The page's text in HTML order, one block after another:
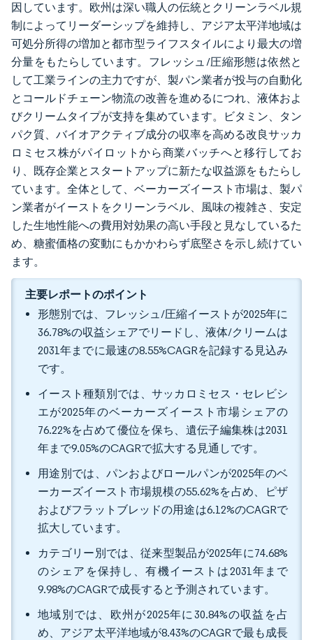
因しています。欧州は深い職人の伝統とクリーンラベル規
制によってリーダーシップを維持し、アジア太平洋地域は
可処分所得の増加と都市型ライフスタイルにより最大の増
分量をもたらしています。フレッシュ/圧縮形態は依然と
して工業ラインの主力ですが、製パン業者が投与の自動化
とコールドチェーン物流の改善を進めるにつれ、液体およ
びクリームタイプが支持を集めています。ビタミン、タン
パク質、バイオアクティブ成分の収率を高める改良サッカ
ロミセス株がパイロットから商業バッチへと移行してお
り、既存企業とスタートアップに新たな収益源をもたらし
ています。全体として、ベーカーズイースト市場は、製パ
ン業者がイーストをクリーンラベル、風味の複雑さ、安定
した生地性能への費用対効果の高い手段と見なしているた
め、糖蜜価格の変動にもかかわらず底堅さを示し続けてい
ます。
主要レポートのポイント
形態別では、フレッシュ/圧縮イーストが2025年に
36.78%の収益シェアでリードし、液体/クリームは
2031年までに最速の8.55%CAGRを記録する見込み
です。
イースト種類別では、サッカロミセス・セレビシ
エが2025年のベーカーズイースト市場シェアの
76.22%を占めて優位を保ち、遺伝子編集株は2031
年まで9.05%のCAGRで拡大する見通しです。
用途別では、パンおよびロールパンが2025年のベ
ーカーズイースト市場規模の55.62%を占め、ピザ
およびフラットブレッドの用途は6.12%のCAGRで
拡大しています。
カテゴリー別では、従来型製品が2025年に74.68%
のシェアを保持し、有機イーストは2031年まで
9.98%のCAGRで成長すると予測されています。
地域別では、欧州が2025年に30.84%の収益を占
め、アジア太平洋地域が8.43%のCAGRで最も成長